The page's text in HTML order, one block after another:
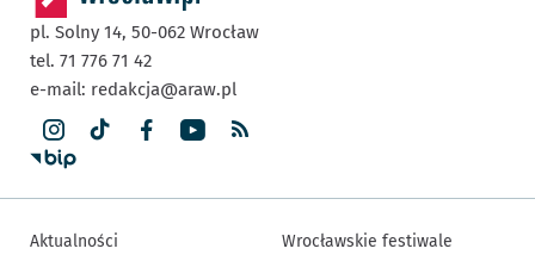
pl. Solny 14, 50-062 Wrocław
tel. 71 776 71 42
e-mail: redakcja@araw.pl
Aktualności
Wrocławskie festiwale